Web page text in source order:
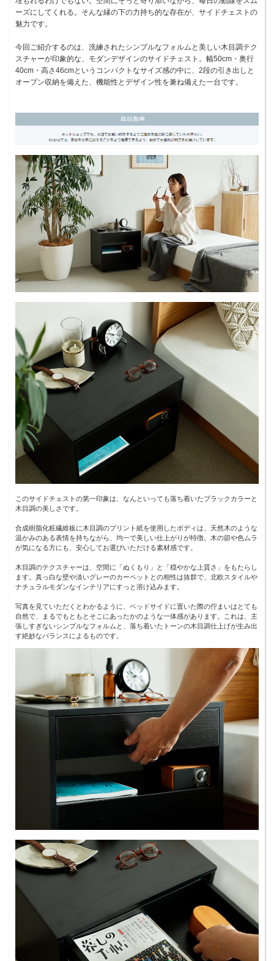
ーズにしてくれる。そんな縁の下の力持ち的な存在が、サイドチェストの
魅力です。
今回ご紹介するのは、洗練されたシンプルなフォルムと美しい木目調テク
スチャーが印象的な、モダンデザインのサイドチェスト。幅50cm・奥行
40cm・高さ46cmというコンパクトなサイズ感の中に、2段の引き出しと
オープン収納を備えた、機能性とデザイン性を兼ね備えた一台です。
このサイドチェストの第一印象は、なんといっても落ち着いたブラックカラーと
木目調の美しさです。
合成樹脂化粧繊維板に木目調のプリント紙を使用したボディは、天然木のような
温かみのある表情を持ちながら、均一で美しい仕上がりが特徴。木の節や色ムラ
が気になる方にも、安心してお選びいただける素材感です。
木目調のテクスチャーは、空間に「ぬくもり」と「穏やかな上質さ」をもたらし
ます。真っ白な壁や淡いグレーのカーペットとの相性は抜群で、北欧スタイルや
ナチュラルモダンなインテリアにすっと溶け込みます。
写真を見ていただくとわかるように、ベッドサイドに置いた際の佇まいはとても
自然で、まるでもともとそこにあったかのような一体感があります。これは、主
張しすぎないシンプルなフォルムと、落ち着いたトーンの木目調仕上げが生み出
す絶妙なバランスによるものです。